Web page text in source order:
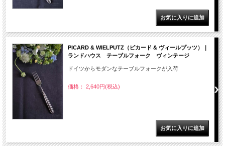
PICARD & WIELPUTZ（ピカード & ヴィールプッツ）｜
ランドハウス テーブルフォーク ヴィンテージ
ドイツからモダンなテーブルフォークが入荷
価格： 2,640円(税込)